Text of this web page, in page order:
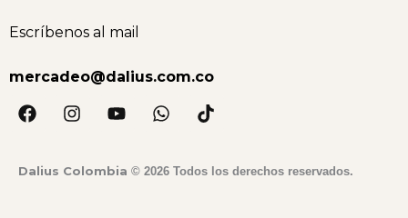
Escríbenos al mail
mercadeo@dalius.com.co
F
a
b
I
n
a
Y
o
u
W
h
s
T
i
o
Dalius Colombia © 2026 Todos los derechos reservados.